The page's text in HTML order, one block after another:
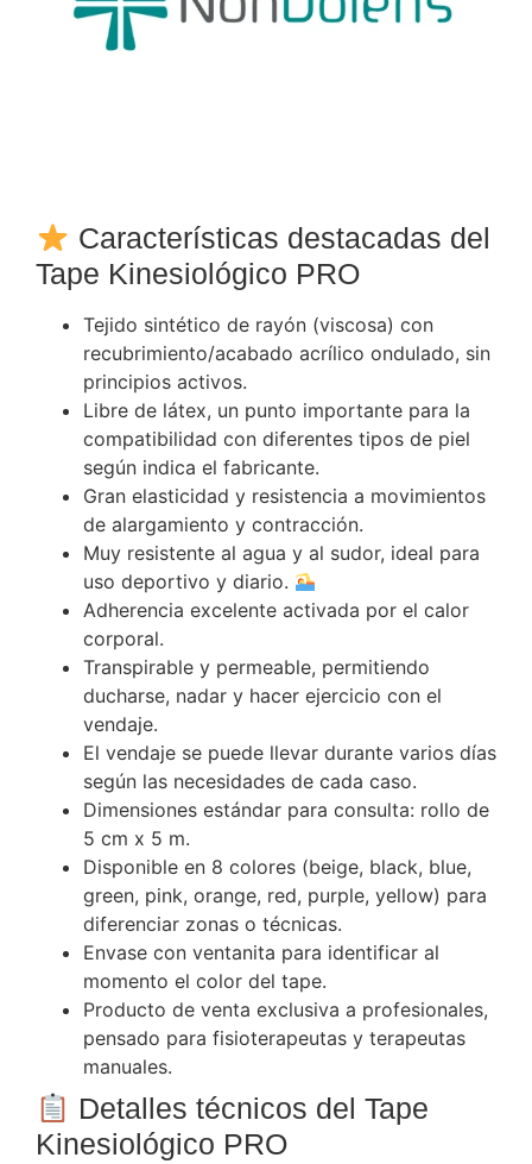
Características destacadas del
Tape Kinesiológico PRO
Tejido sintético de rayón (viscosa) con
recubrimiento/acabado acrílico ondulado, sin
principios activos.
Libre de látex, un punto importante para la
compatibilidad con diferentes tipos de piel
según indica el fabricante.
Gran elasticidad y resistencia a movimientos
de alargamiento y contracción.
Muy resistente al agua y al sudor, ideal para
uso deportivo y diario.
Adherencia excelente activada por el calor
corporal.
Transpirable y permeable, permitiendo
ducharse, nadar y hacer ejercicio con el
vendaje.
El vendaje se puede llevar durante varios días
según las necesidades de cada caso.
Dimensiones estándar para consulta: rollo de
5 cm x 5 m.
Disponible en 8 colores (beige, black, blue,
green, pink, orange, red, purple, yellow) para
diferenciar zonas o técnicas.
Envase con ventanita para identificar al
momento el color del tape.
Producto de venta exclusiva a profesionales,
pensado para fisioterapeutas y terapeutas
manuales.
Detalles técnicos del Tape
Kinesiológico PRO